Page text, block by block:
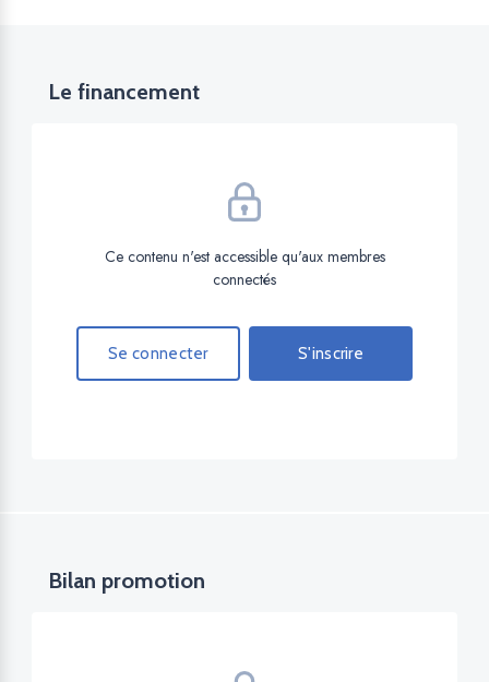
Le financement
Ce contenu n'est accessible qu'aux membres
connectés
Se connecter S'inscrire
Bilan promotion